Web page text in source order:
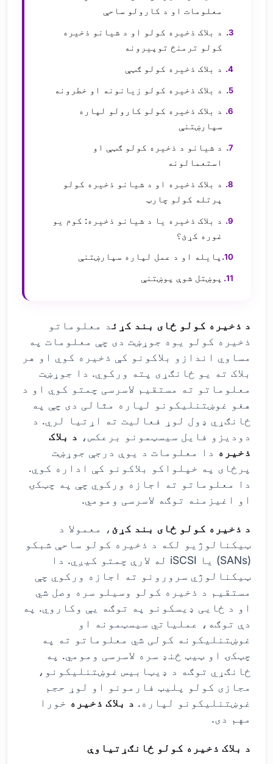
معلومات او د کارولو ساحې
د بلاک ذخیره کولو او د شیانو ذخیره
کولو ترمنځ توپیرونه
د بلاک ذخیره کولو ګټې
د بلاک ذخیره کولو زیانونه او خطرونه
د بلاک ذخیره کولو کارولو لپاره
سپارښتنې
د شیانو د ذخیره کولو ګټې او
استعمالونه
د بلاک ذخیره او د شیانو ذخیره کولو
پرتله کولو چارټ
د بلاک ذخیره یا د شیانو ذخیره: کوم یو
غوره کړئ؟
پایله او د عمل لپاره سپارښتنې
پوښتل شوې پوښتنې
د ذخیره کولو ځای بند کړئد معلوماتو
ذخیره کولو یوه جوړښت دی چې معلومات په
مساوي اندازو بلاکونو کې ذخیره کوي او هر
بلاک ته یو ځانګړی پته ورکوي. دا جوړښت
معلوماتو ته مستقیم لاسرسی چمتو کوي او د
هغو غوښتنلیکونو لپاره مثالی دی چې په
ځانګړي ډول لوړ فعالیت ته اړتیا لري. د
دودیزو فایل سیسټمونو برعکس، د بلاک
ذخیره دا معلومات د یوې درجې جوړښت
پرځای په خپلواکو بلاکونو کې اداره کوي.
دا معلوماتو ته اجازه ورکوي چې په چټکۍ
او اغیزمنه توګه لاسرسی ومومي.
د ذخیره کولو ځای بند کړئ ، معمولا د
ټیکنالوژیو لکه د ذخیره کولو ساحې شبکو
(SANs) یا iSCSI له لارې چمتو کیږي. دا
ټیکنالوژي سرورونو ته اجازه ورکوي چې
مستقیم د ذخیره کولو وسیلو سره وصل شي
او د ځایی ډیسکونو په توګه یې وکاروي. په
دې توګه، عملیاتي سیسټمونه او
غوښتنلیکونه کولی شي معلوماتو ته په
چټکۍ او ټیټ ځنډ سره لاسرسی ومومي. په
ځانګړي توګه د ډیټابیس غوښتنلیکونو،
مجازی کولو پلیټ فارمونو او لوړ حجم
غوښتنلیکونو لپاره. د بلاک ذخیره خورا
مهم دی.
د بلاک ذخیره کولو ځانګړتیاوې